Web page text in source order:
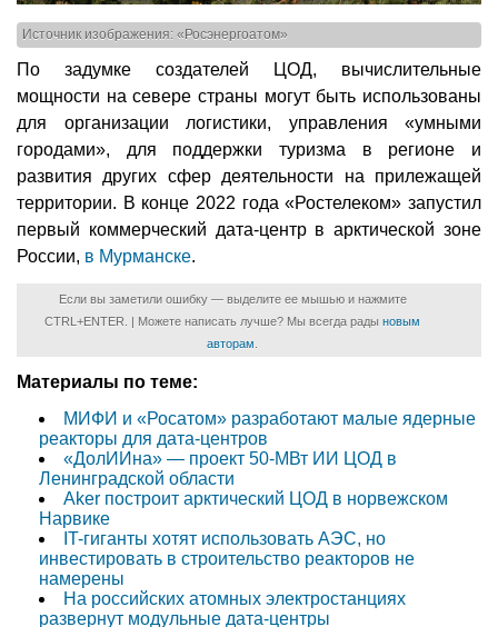
Источник изображения: «Росэнергоатом»
По задумке создателей ЦОД, вычислительные
мощности на севере страны могут быть использованы
для организации логистики, управления «умными
городами», для поддержки туризма в регионе и
развития других сфер деятельности на прилежащей
территории. В конце 2022 года «Ростелеком» запустил
первый коммерческий дата-центр в арктической зоне
России, в Мурманске.
Если вы заметили ошибку — выделите ее мышью и нажмите
CTRL+ENTER. | Можете написать лучше? Мы всегда рады новым
авторам.
Материалы по теме:
МИФИ и «Росатом» разработают малые ядерные
реакторы для дата-центров
«ДолИИна» — проект 50-МВт ИИ ЦОД в
Ленинградской области
Aker построит арктический ЦОД в норвежском
Нарвике
IT-гиганты хотят использовать АЭС, но
инвестировать в строительство реакторов не
намерены
На российских атомных электростанциях
развернут модульные дата-центры